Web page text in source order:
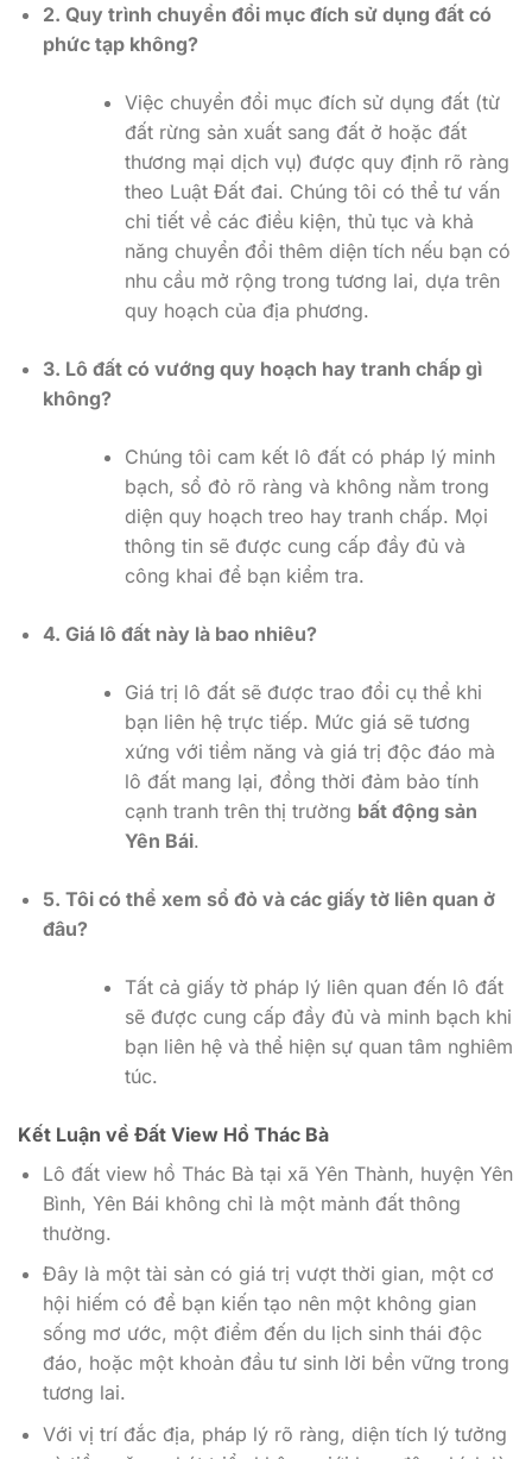
2. Quy trình chuyển đổi mục đích sử dụng đất có
phức tạp không?
Việc chuyển đổi mục đích sử dụng đất (từ
đất rừng sản xuất sang đất ở hoặc đất
thương mại dịch vụ) được quy định rõ ràng
theo Luật Đất đai. Chúng tôi có thể tư vấn
chi tiết về các điều kiện, thủ tục và khả
năng chuyển đổi thêm diện tích nếu bạn có
nhu cầu mở rộng trong tương lai, dựa trên
quy hoạch của địa phương.
3. Lô đất có vướng quy hoạch hay tranh chấp gì
không?
Chúng tôi cam kết lô đất có pháp lý minh
bạch, sổ đỏ rõ ràng và không nằm trong
diện quy hoạch treo hay tranh chấp. Mọi
thông tin sẽ được cung cấp đầy đủ và
công khai để bạn kiểm tra.
4. Giá lô đất này là bao nhiêu?
Giá trị lô đất sẽ được trao đổi cụ thể khi
bạn liên hệ trực tiếp. Mức giá sẽ tương
xứng với tiềm năng và giá trị độc đáo mà
lô đất mang lại, đồng thời đảm bảo tính
cạnh tranh trên thị trường bất động sản
Yên Bái.
5. Tôi có thể xem sổ đỏ và các giấy tờ liên quan ở
đâu?
Tất cả giấy tờ pháp lý liên quan đến lô đất
sẽ được cung cấp đầy đủ và minh bạch khi
bạn liên hệ và thể hiện sự quan tâm nghiêm
túc.
Kết Luận về Đất View Hồ Thác Bà
Lô đất view hồ Thác Bà tại xã Yên Thành, huyện Yên
Bình, Yên Bái không chỉ là một mảnh đất thông
thường.
Đây là một tài sản có giá trị vượt thời gian, một cơ
hội hiếm có để bạn kiến tạo nên một không gian
sống mơ ước, một điểm đến du lịch sinh thái độc
đáo, hoặc một khoản đầu tư sinh lời bền vững trong
tương lai.
Với vị trí đắc địa, pháp lý rõ ràng, diện tích lý tưởng